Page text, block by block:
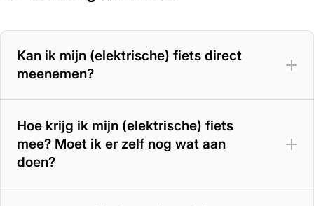
Kan ik mijn (elektrische) fiets direct
meenemen?
Hoe krijg ik mijn (elektrische) fiets
mee? Moet ik er zelf nog wat aan
doen?